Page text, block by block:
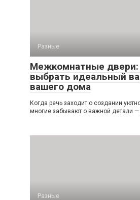
Разные
Межкомнатные двери:
выбрать идеальный
вашего дома
Когда речь заходит о создании
многие забывают о важной детали
Разные